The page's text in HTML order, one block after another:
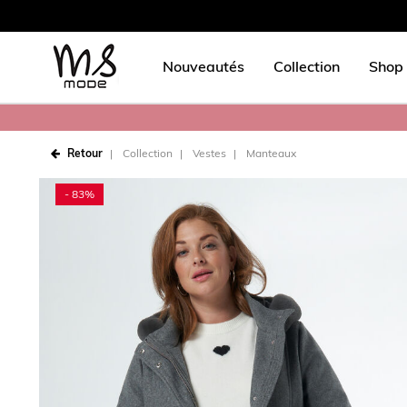
Nouveautés Collection
Retour Collection Vestes Manteaux
- 83%